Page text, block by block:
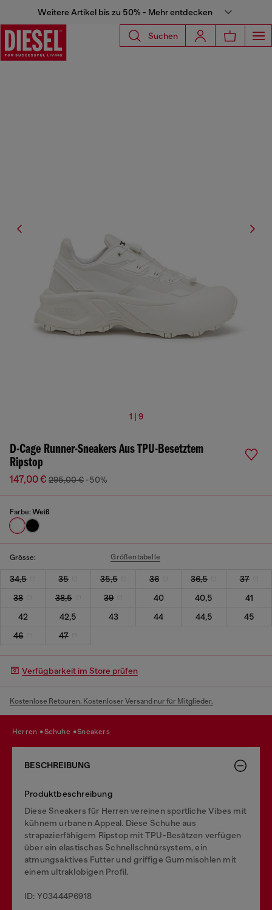
Weitere Artikel bis zu 50% - Mehr entdecken
Suchen
1 | 9
D-Cage Runner-Sneakers Aus TPU-Besetztem
Ripstop
147,00 € 295,00 € -50%
Farbe: Weiß
Grösse: Größentabelle
34,5 35 35,5 36 36,5
37
38
38,5 39 40 40,5
41
42
42,5 43 44 44,5
45
46
47
Verfügbarkeit im Store prüfen
Kostenlose Retouren. Kostenloser Versand nur für Mitglieder.
herren schuhe sneakers
BESCHREIBUNG
Produktbeschreibung
Diese Sneakers für Herren vereinen sportliche Vibes mit
kühnem urbanen Appeal. Diese Schuhe aus
strapazierfähigem Ripstop mit TPU-Besätzen verfügen
über ein elastisches Schnellschnürsystem, ein
atmungsaktives Futter und griffige Gummisohlen mit
einem ultraklobigen Profil.
ID: Y03444P6918